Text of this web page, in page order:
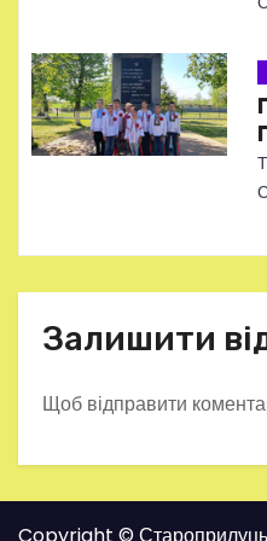
и
с
і
Залишити
Щоб відправити